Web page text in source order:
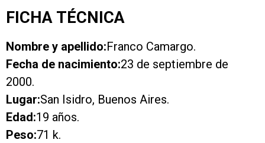
FICHA TÉCNICA
Nombre y apellido:Franco Camargo.
Fecha de nacimiento:23 de septiembre de
2000.
Lugar:San Isidro, Buenos Aires.
Edad:19 años.
Peso:71 k.